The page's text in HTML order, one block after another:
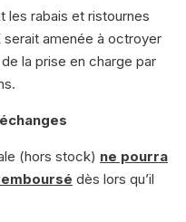
les rabais et ristournes
serait amenée à octroyer
la prise en charge par
(hors stock) ne pourra
dès lors qu’il